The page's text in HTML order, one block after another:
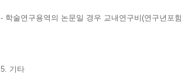
- 학술연구용역의 논문일 경우 교내연구비(연구년포
5. 기타